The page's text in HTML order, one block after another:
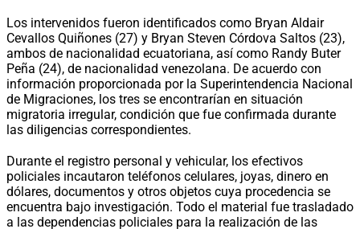
Los intervenidos fueron identificados como Bryan Aldair
Cevallos Quiñones (27) y Bryan Steven Córdova Saltos (23),
ambos de nacionalidad ecuatoriana, así como Randy Buter
Peña (24), de nacionalidad venezolana. De acuerdo con
información proporcionada por la Superintendencia Nacional
de Migraciones, los tres se encontrarían en situación
migratoria irregular, condición que fue confirmada durante
las diligencias correspondientes.
Durante el registro personal y vehicular, los efectivos
policiales incautaron teléfonos celulares, joyas, dinero en
dólares, documentos y otros objetos cuya procedencia se
encuentra bajo investigación. Todo el material fue trasladado
a las dependencias policiales para la realización de las